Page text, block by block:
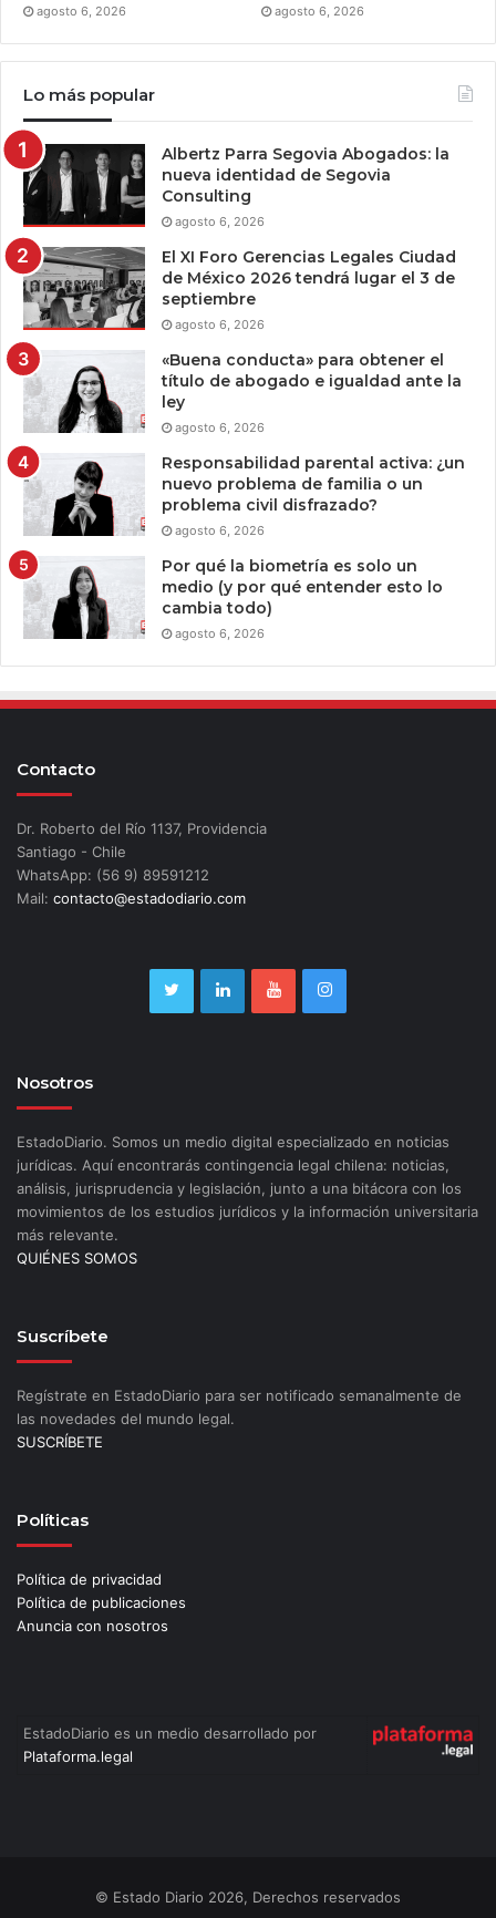
agosto 6, 2026 agosto 6, 2026
Lo más popular
Albertz Parra Segovia Abogados: la
nueva identidad de Segovia
Consulting
agosto 6, 2026
El XI Foro Gerencias Legales Ciudad
de México 2026 tendrá lugar el 3 de
septiembre
agosto 6, 2026
«Buena conducta» para obtener el
título de abogado e igualdad ante la
ley
agosto 6, 2026
Responsabilidad parental activa: ¿un
nuevo problema de familia o un
problema civil disfrazado?
agosto 6, 2026
Por qué la biometría es solo un
medio (y por qué entender esto lo
cambia todo)
agosto 6, 2026
Contacto
Dr. Roberto del Río 1137, Providencia
Santiago - Chile
WhatsApp: (56 9) 89591212
Mail: contacto@estadodiario.com
Nosotros
EstadoDiario. Somos un medio digital especializado en noticias
jurídicas. Aquí encontrarás contingencia legal chilena: noticias,
análisis, jurisprudencia y legislación, junto a una bitácora con los
movimientos de los estudios jurídicos y la información universitaria
más relevante.
QUIÉNES SOMOS
Suscríbete
Regístrate en EstadoDiario para ser notificado semanalmente de
las novedades del mundo legal.
SUSCRÍBETE
Políticas
Política de privacidad
Política de publicaciones
Anuncia con nosotros
EstadoDiario es un medio desarrollado por
Plataforma.legal
© Estado Diario 2026, Derechos reservados